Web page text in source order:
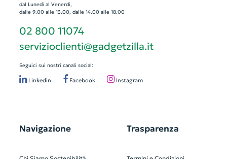
dal Lunedì al Venerdì,
dalle 9.00 alle 13.00, dalle 14.00 alle 18.00
02 800 11074
servizioclienti@gadgetzilla.it
Seguici sui nostri canali social:
Linkedin Facebook Instagram
Navigazione Trasparenza